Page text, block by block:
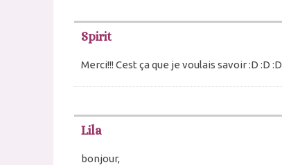
Spirit
Merci!!! Cest ça que je voulais savoir :D :D :D
Lila
bonjour,